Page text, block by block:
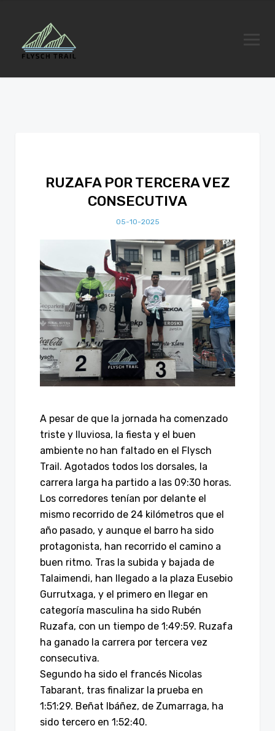
RUZAFA POR TERCERA VEZ
CONSECUTIVA
05-10-2025
A pesar de que la jornada ha comenzado
triste y lluviosa, la fiesta y el buen
ambiente no han faltado en el Flysch
Trail. Agotados todos los dorsales, la
carrera larga ha partido a las 09:30 horas.
Los corredores tenían por delante el
mismo recorrido de 24 kilómetros que el
año pasado, y aunque el barro ha sido
protagonista, han recorrido el camino a
buen ritmo. Tras la subida y bajada de
Talaimendi, han llegado a la plaza Eusebio
Gurrutxaga, y el primero en llegar en
categoría masculina ha sido Rubén
Ruzafa, con un tiempo de 1:49:59. Ruzafa
ha ganado la carrera por tercera vez
consecutiva.
Segundo ha sido el francés Nicolas
Tabarant, tras finalizar la prueba en
1:51:29. Beñat Ibáñez, de Zumarraga, ha
sido tercero en 1:52:40.